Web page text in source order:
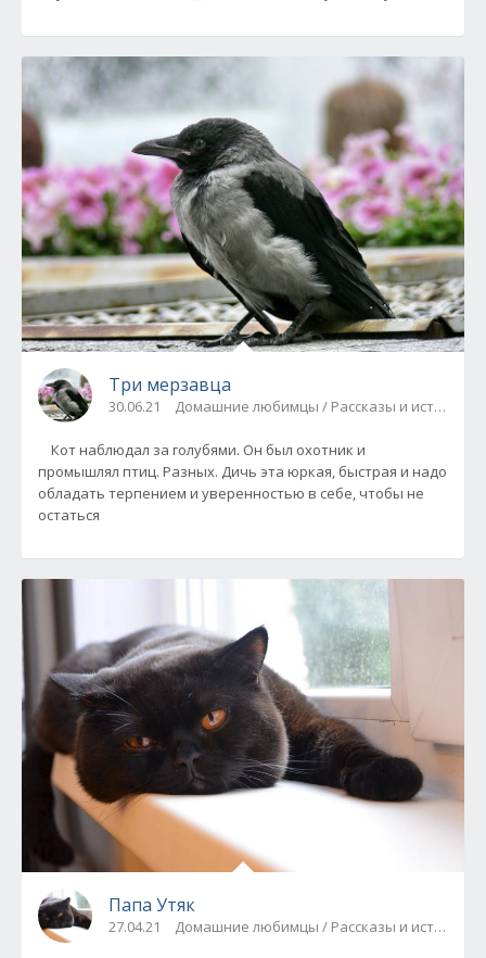
Три мерзавца
30.06.21 Домашние любимцы / Рассказы и истории
промышлял птиц. Разных. Дичь эта юркая, быстрая и надо
обладать терпением и уверенностью в себе, чтобы не
остаться
Папа Утяк
27.04.21 Домашние любимцы / Рассказы и истории